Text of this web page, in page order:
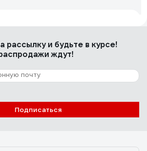
рассылкуи будьте в курсе!
ждут!
Подписаться